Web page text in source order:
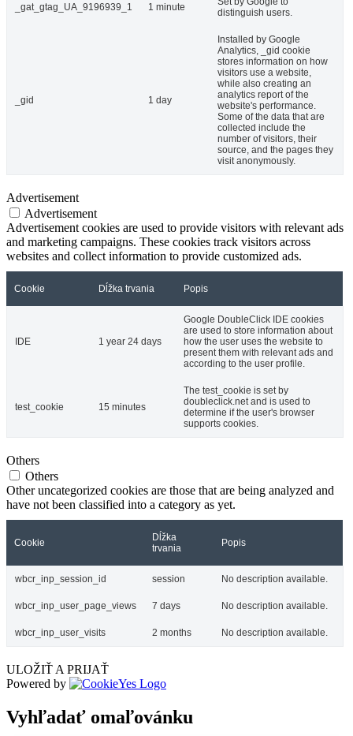
_gat_gtag_UA_9196939_1 1 minute
distinguish users.
_gid 1 day
Installed by Google
Analytics, _gid cookie
stores information on how
visitors use a website,
while also creating an
analytics report of the
website's performance.
Some of the data that are
collected include the
number of visitors, their
source, and the pages they
visit anonymously.
Advertisement
Advertisement
Advertisement cookies are used to provide visitors with relevant ads
and marketing campaigns. These cookies track visitors across
websites and collect information to provide customized ads.
Cookie Dĺžka trvania Popis
IDE 1 year 24 days
Google DoubleClick IDE cookies
are used to store information about
how the user uses the website to
present them with relevant ads and
according to the user profile.
test_cookie 15 minutes
The test_cookie is set by
doubleclick.net and is used to
determine if the user's browser
supports cookies.
Others
Others
Other uncategorized cookies are those that are being analyzed and
have not been classified into a category as yet.
Cookie
Dĺžka
trvania
Popis
wbcr_inp_session_id session No description available.
wbcr_inp_user_page_views 7 days No description available.
wbcr_inp_user_visits 2 months No description available.
ULOŽIŤ A PRIJAŤ
Powered by
Vyhľadať omaľovánku